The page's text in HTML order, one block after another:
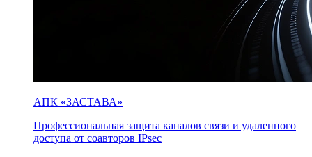
АПК «ЗАСТАВА»
Профессиональная защита каналов связи и удаленного
доступа от соавторов IPsec